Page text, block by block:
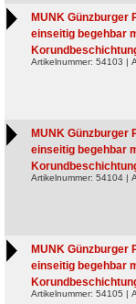
MUNK Günzburger
einseitig begehbar
Artikelnummer: 54103 |
MUNK Günzburger
einseitig begehbar
Artikelnummer: 54104 |
MUNK Günzburger
einseitig begehbar
Artikelnummer: 54105 |